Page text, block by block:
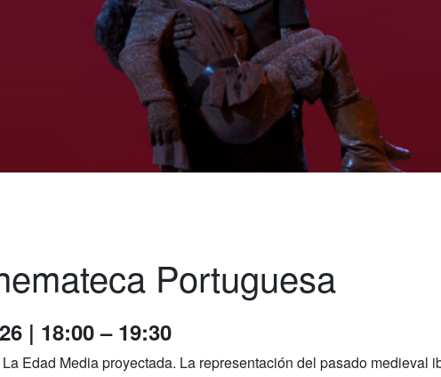
Portuguesa
| 18:00 – 19:30
Edad Media proyectada. La representación del pasado